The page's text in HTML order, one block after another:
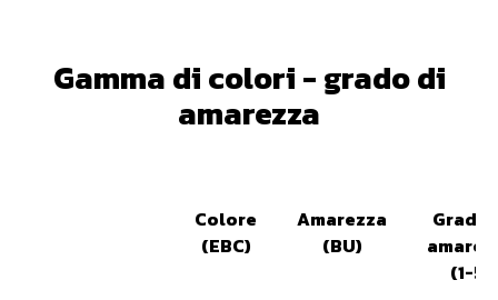
Gamma di colori - grado di
amarezza
Colore
(EBC)
Amarezza
(BU)
Grado
(1-5)